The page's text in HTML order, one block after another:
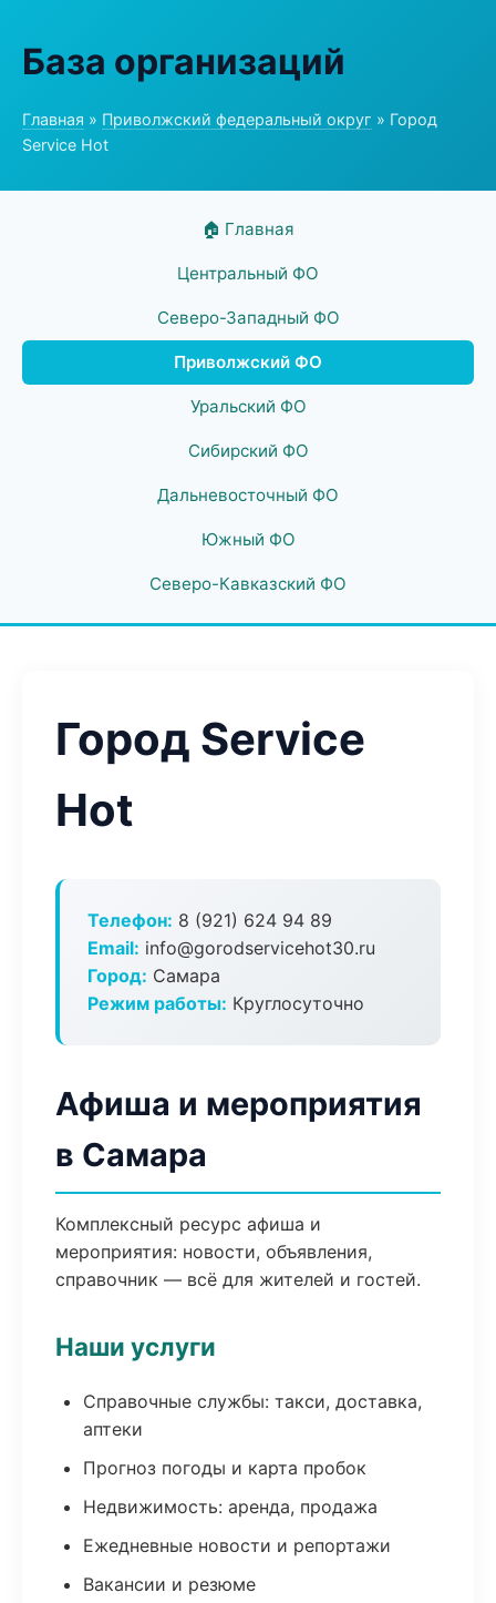
База организаций
Главная » Приволжский федеральный округ » Город
Service Hot
🏠 Главная
Центральный ФО
Северо-Западный ФО
Приволжский ФО
Уральский ФО
Сибирский ФО
Дальневосточный ФО
Южный ФО
Северо-Кавказский ФО
Город Service
Hot
Телефон: 8 (921) 624 94 89
Email: info@gorodservicehot30.ru
Город: Самара
Режим работы: Круглосуточно
Афиша и мероприятия
в Самара
Комплексный ресурс афиша и
мероприятия: новости, объявления,
справочник — всё для жителей и гостей.
Наши услуги
Справочные службы: такси, доставка,
аптеки
Прогноз погоды и карта пробок
Недвижимость: аренда, продажа
Ежедневные новости и репортажи
Вакансии и резюме